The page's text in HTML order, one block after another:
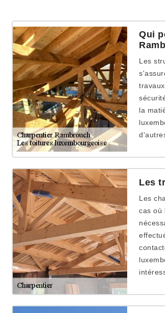
Qui
Les
la
Les
Les
cas où